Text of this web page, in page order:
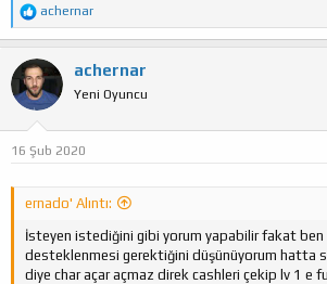
T
e
p
k
i
l
e
r
achernar
achernar
Yeni Oyuncu
16 Şub 2020
ernado' Alıntı:
İsteyen istediğini gibi yorum yapabilir fakat ben
desteklenmesi gerektiğini düşünüyorum hatta
diye char açar açmaz direk cashleri çekip lv 1 e